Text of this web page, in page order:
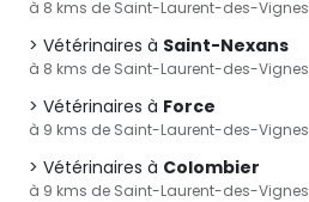
à 8 kms de Saint-Laurent-des-Vignes
Vétérinaires à Saint-Nexans
à 8 kms de Saint-Laurent-des-Vignes
Vétérinaires à Force
à 9 kms de Saint-Laurent-des-Vignes
Vétérinaires à Colombier
à 9 kms de Saint-Laurent-des-Vignes